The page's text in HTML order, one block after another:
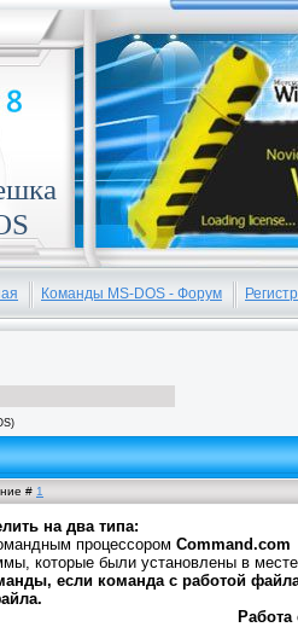
Команды MS-DOS - Форум
# 1
на два типа:
процессором Command.com
которые были установлены в
если команда с работой